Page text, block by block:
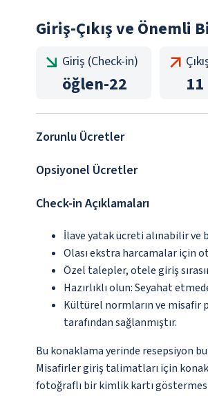
Giriş-Çıkış ve Önemli
Giriş (Check-in)
öğlen-22 11
Zorunlu Ücretler
Opsiyonel Ücretler
Check-in Açıklamaları
İlave yatak ücreti alınabilir
Olası ekstra harcamalar için
Özel talepler, otele giriş
Hazırlıklı olun: Seyahat
Kültürel normların ve misafir
tarafından sağlanmıştır.
Bu konaklama yerinde resepsiyon
Misafirler giriş talimatları için
fotoğraflı bir kimlik kartı